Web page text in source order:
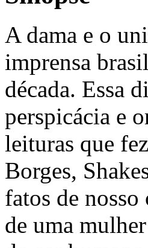
A dama e o
imprensa
década. Essa
perspicácia e
leituras que
Borges,
fatos de
de uma